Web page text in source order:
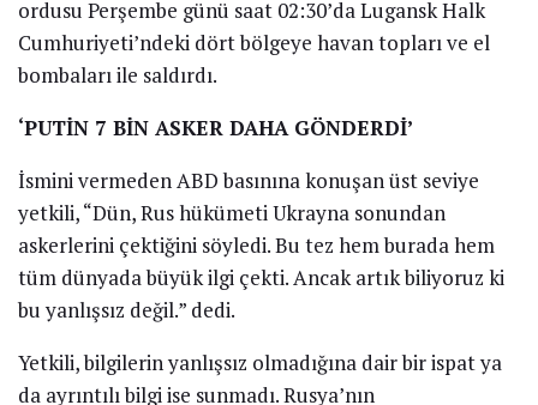
SPOR
Zeynep Sönmez, Avustralya Açık’ta 3. Çeşitte